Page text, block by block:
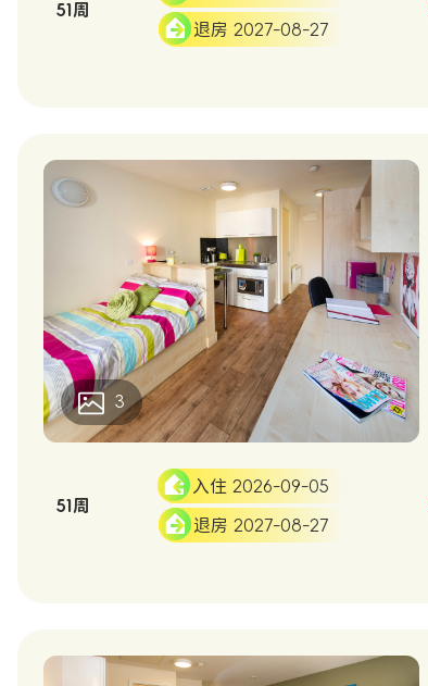
51周
退房 2027-08-27
3
51周
入住 2026-09-05
退房 2027-08-27